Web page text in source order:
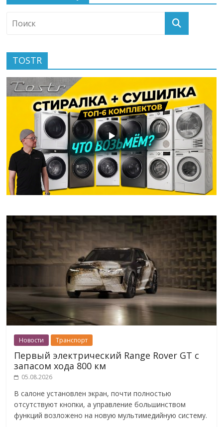
TOSTR
Новости Транспорт
Первый электрический Range Rover GT с
запасом хода 800 км
05.08.2026
В салоне установлен экран, почти полностью
отсутствуют кнопки, а управление большинством
функций возложено на новую мультимедийную систему.